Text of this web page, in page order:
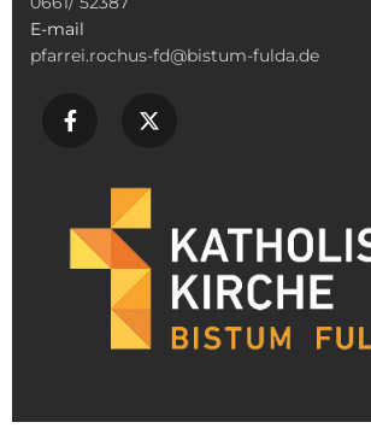
E-mail
pfarrei.rochus-fd@bistum-fulda.de